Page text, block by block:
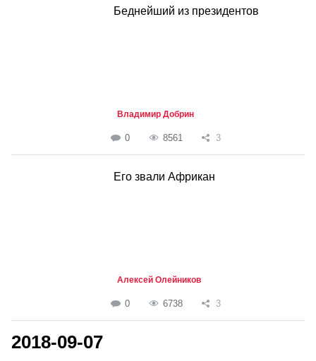
Беднейший из президентов
Владимир Добрин
0 8561 3
Его звали Африкан
Алексей Олейников
0 6738 3
2018-09-07